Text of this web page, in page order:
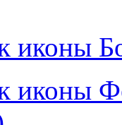
иконы
иконы